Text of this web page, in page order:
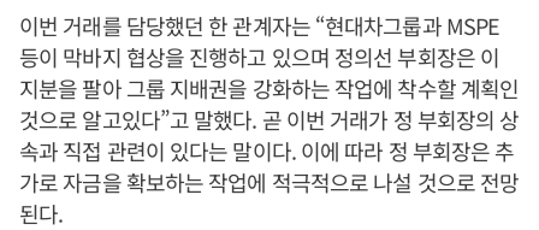
이번 거래를 담당했던 한 관계자는 “현대차그룹과 MSPE
등이 막바지 협상을 진행하고 있으며 정의선 부회장은 이
지분을 팔아 그룹 지배권을 강화하는 작업에 착수할 계획인
것으로 알고있다”고 말했다. 곧 이번 거래가 정 부회장의 상
속과 직접 관련이 있다는 말이다. 이에 따라 정 부회장은 추
가로 자금을 확보하는 작업에 적극적으로 나설 것으로 전망
된다.